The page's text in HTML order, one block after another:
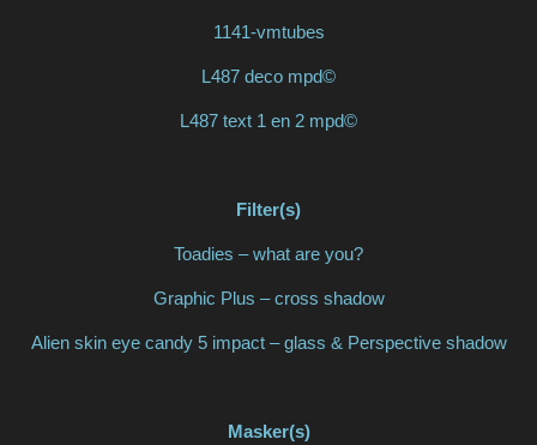
1141-vmtubes
L487 deco mpd©
L487 text 1 en 2 mpd©
Filter(s)
Toadies – what are you?
Graphic Plus – cross shadow
Alien skin eye candy 5 impact – glass & Perspective shadow
Masker(s)